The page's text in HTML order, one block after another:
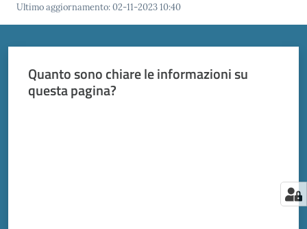
Ultimo aggiornamento:02-11-2023 10:40
Quanto sono chiare le informazioni su
questa pagina?